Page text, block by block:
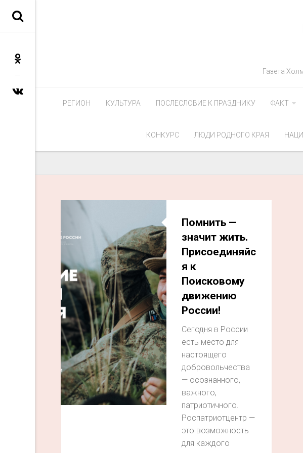
Газета
РЕГИОН КУЛЬТУРА ПОСЛЕСЛОВИЕ К ПРАЗДНИКУ ФАКТ
КОНКУРС ЛЮДИ РОДНОГО КРАЯ
Помнить —
значит жить.
Присоединяйс
я к
Поисковому
движению
России!
Сегодня в России
есть место для
настоящего
добровольчества
— осознанного,
важного,
патриотичного.
Роспатриотцентр —
это возможность
для каждого